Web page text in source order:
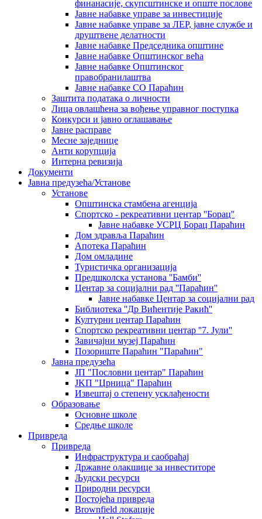
финанасије, скупсштинске и опште послове
Јавне набавке управе за инвестиције
Јавне набавке управе за ЛЕР, јавне службе и
друштвене делатности
Јавне набавке Председника општине
Јавне набавке Општинског већа
Јавне набавке Општинског
правобранилаштва
Јавне набавке СО Параћин
Заштита података о личности
Лица овлашћена за вођење управног поступка
Конкурси и јавно оглашавање
Јавне расправе
Месне заједнице
Анти корупција
Интерна ревизија
Документи
Јавна предузећа/Установе
Установе
Општинскa стамбенa агенцијa
Спортско - рекреативни центар ''Борац''
Јавне набавке УСРЦ Борац Параћин
Дом здравља Параћин
Апотека Параћин
Дом омладине
Туристичка организација
Предшколска установа ''Бамби''
Центар за социјални рад ''Параћин''
Јавне набавке Центар за социјални рад
Библиотека ''Др Вићентије Ракић''
Културни центар Параћин
Спортско рекреативни центар ''7. Јули''
Завичајни музеј Параћин
Позориште Параћин "Параћин"
Јавна предузећа
ЈП "Пословни центар" Параћин
ЈKП "Црница" Параћин
Извештај о степену усклађености
Образовање
Основне школе
Средње школе
Привреда
Привреда
Инфраструктура и саобраћај
Државне олакшице за инвеститоре
Људски ресурси
Природни ресурси
Постојећа привреда
Brownfield локације